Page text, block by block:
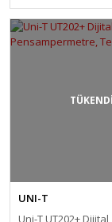
TÜKENDİ
UNI-T
Uni-T UT202+ Dijital